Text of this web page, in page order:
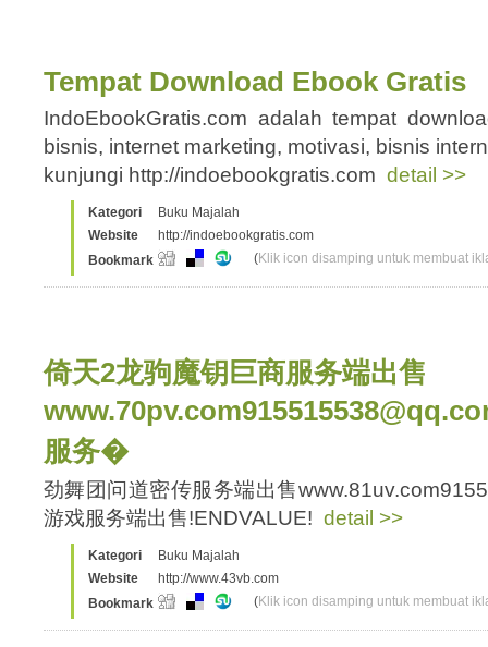
Tempat Download Ebook Gratis
IndoEbookGratis.com adalah tempat
bisnis, internet marketing, motivasi, bisnis
kunjungi http://indoebookgratis.com detail >>
Kategori
Buku Majalah
Website
http://indoebookgratis.com
Bookmark
(Klik icon disamping untuk membuat
倚天2龙驹魔钥巨商服务端出售
服务�
劲舞团问道密传服务端出售
游戏服务端出售!ENDVALUE! detail >>
Kategori
Buku Majalah
Website
http://www.43vb.com
Bookmark
(Klik icon disamping untuk membuat